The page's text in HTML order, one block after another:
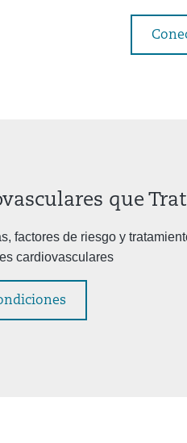
que
factores de riesgo y
cardiovasculares